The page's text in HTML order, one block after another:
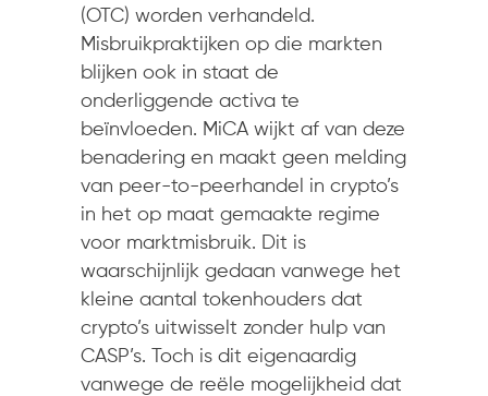
(OTC) worden verhandeld.
Misbruikpraktijken op die markten
blijken ook in staat de
onderliggende activa te
beïnvloeden. MiCA wijkt af van deze
benadering en maakt geen melding
van peer-to-peerhandel in crypto’s
in het op maat gemaakte regime
voor marktmisbruik. Dit is
waarschijnlijk gedaan vanwege het
kleine aantal tokenhouders dat
crypto’s uitwisselt zonder hulp van
CASP’s. Toch is dit eigenaardig
vanwege de reële mogelijkheid dat